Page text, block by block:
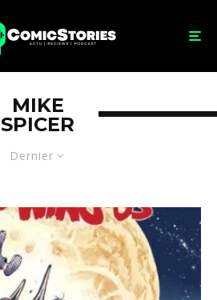
Dernier
MIKE
SPICER